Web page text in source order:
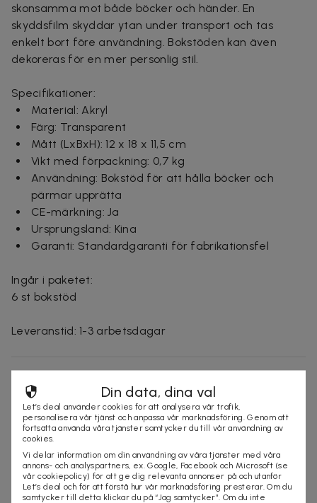
skonsamma mot både böcker och händer. En
skyddsfilm skyddar ytan under transport och tas
enkelt bort före användning. Bokstöden kan även
dekoreras för en mer personlig stil.
Specifikationer:
Material: Akryl
Färg: Transparent
Mått (LxBxH): 12 x 18 x 11,5 cm
Vikt med förpackning: 0,7 kg
Användning: Bokstöd för att hålla böcker och
pärmar upprätta
CE-märkning: Ja
Ursprungsland: Kina
Garanti: Standardgaranti för fabrikationsfel
Ingår i paketet:
6 st bokstöd
Leveranstid: 1-3 arbetsdagar
Säljes av
Nordmagasinet.com
Organisationsnummer:556905-5238
KÖP
Din data, dina val
Let’s deal använder cookies för att analysera vår trafik,
personalisera vår tjänst och anpassa vår marknadsföring. Genom att
fortsätta använda våra tjänster samtycker du till vår användning av
cookies.
Vi delar information om din användning av våra tjänster med våra
annons- och analyspartners, ex. Google, Facebook och Microsoft (se
vår cookiepolicy) för att ge dig relevanta annonser på och utanför
Let’s deal och för att förstå hur vår marknadsföring presterar. Om du
samtycker till detta klickar du på “Jag samtycker”. Om du inte